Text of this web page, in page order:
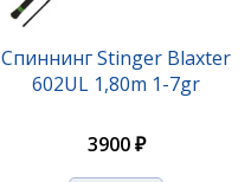
Спиннинг Stinger Blaxter
602UL 1,80m 1-7gr
3900 ₽